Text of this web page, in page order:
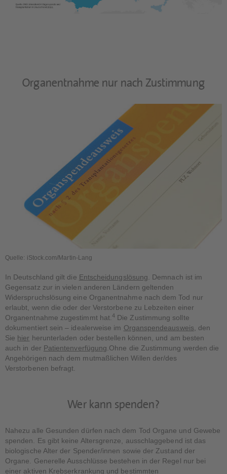
Organentnahme nur nach Zustimmung
Quelle: iStock.com/Martin-Lang
In Deutschland gilt die Entscheidungslösung . Demnach ist im
Gegensatz zur in vielen anderen Ländern geltenden
Widerspruchslösung eine Organentnahme nach dem Tod nur
erlaubt, wenn die oder der Verstorbene zu Lebzeiten einer
Organentnahme zugestimmt hat.4 Die Zustimmung sollte
dokumentiert sein – idealerweise im Organspendeausweis , den
Sie hier herunterladen oder bestellen können, und am besten
auch in der Patientenverfügung .Ohne die Zustimmung werden die
Angehörigen nach dem mutmaßlichen Willen der/des
Verstorbenen befragt.
Wer kann spenden?
Nahezu alle Gesunden dürfen nach dem Tod Organe und Gewebe
spenden. Es gibt keine Altersgrenze, ausschlaggebend ist das
biologische Alter der Spender/innen sowie der Zustand der
Organe. Generelle Ausschlüsse bestehen in der Regel nur bei
einer aktiven Krebserkrankung und bestimmten